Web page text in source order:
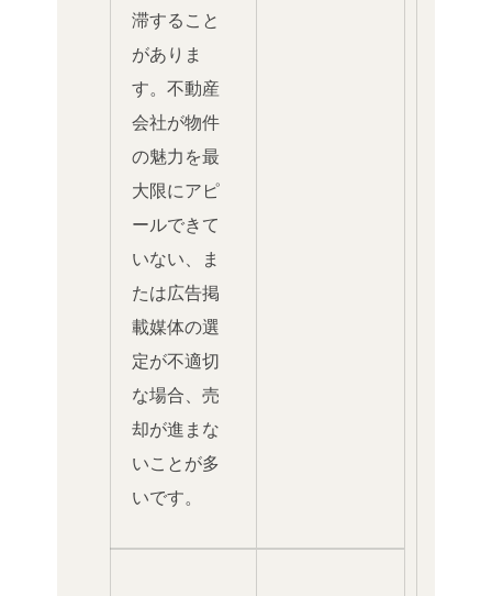
滞すること
がありま
す。不動産
会社が物件
の魅力を最
大限にアピ
ールできて
いない、ま
たは広告掲
載媒体の選
定が不適切
な場合、売
却が進まな
いことが多
いです。